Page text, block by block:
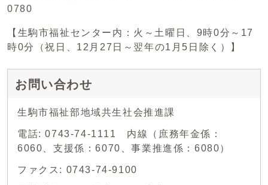
0780
【生駒市福祉センター内：火～土曜日、9時0分～17
時0分（祝日、12月27日～翌年の1月5日除く）】
お問い合わせ
生駒市福祉部地域共生社会推進課
電話: 0743-74-1111 内線（庶務年金係：
6060、支援係：6070、事業推進係：6080）
ファクス: 0743-74-9100